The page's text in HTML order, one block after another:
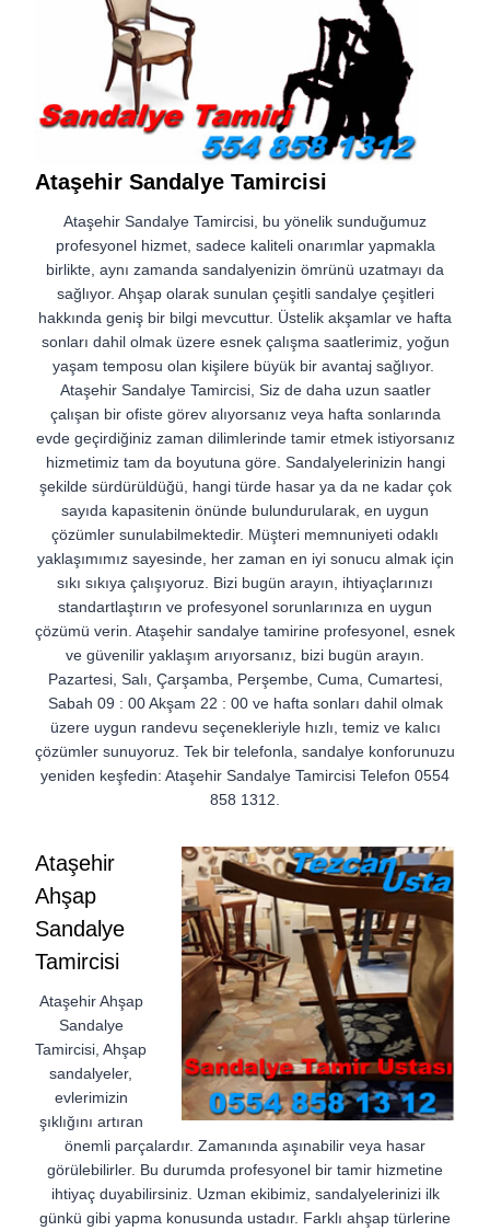
Ataşehir Sandalye Tamircisi
Ataşehir Sandalye Tamircisi, bu yönelik sunduğumuz
profesyonel hizmet, sadece kaliteli onarımlar yapmakla
birlikte, aynı zamanda sandalyenizin ömrünü uzatmayı da
sağlıyor. Ahşap olarak sunulan çeşitli sandalye çeşitleri
hakkında geniş bir bilgi mevcuttur. Üstelik akşamlar ve hafta
sonları dahil olmak üzere esnek çalışma saatlerimiz, yoğun
yaşam temposu olan kişilere büyük bir avantaj sağlıyor.
Ataşehir Sandalye Tamircisi, Siz de daha uzun saatler
çalışan bir ofiste görev alıyorsanız veya hafta sonlarında
evde geçirdiğiniz zaman dilimlerinde tamir etmek istiyorsanız
hizmetimiz tam da boyutuna göre. Sandalyelerinizin hangi
şekilde sürdürüldüğü, hangi türde hasar ya da ne kadar çok
sayıda kapasitenin önünde bulundurularak, en uygun
çözümler sunulabilmektedir. Müşteri memnuniyeti odaklı
yaklaşımımız sayesinde, her zaman en iyi sonucu almak için
sıkı sıkıya çalışıyoruz. Bizi bugün arayın, ihtiyaçlarınızı
standartlaştırın ve profesyonel sorunlarınıza en uygun
çözümü verin. Ataşehir sandalye tamirine profesyonel, esnek
ve güvenilir yaklaşım arıyorsanız, bizi bugün arayın.
Pazartesi, Salı, Çarşamba, Perşembe, Cuma, Cumartesi,
Sabah 09 : 00 Akşam 22 : 00 ve hafta sonları dahil olmak
üzere uygun randevu seçenekleriyle hızlı, temiz ve kalıcı
çözümler sunuyoruz. Tek bir telefonla, sandalye konforunuzu
yeniden keşfedin: Ataşehir Sandalye Tamircisi Telefon 0554
858 1312.
Ataşehir
Ahşap
Sandalye
Tamircisi
Ataşehir Ahşap
Sandalye
Tamircisi, Ahşap
sandalyeler,
evlerimizin
şıklığını artıran
önemli parçalardır. Zamanında aşınabilir veya hasar
görülebilirler. Bu durumda profesyonel bir tamir hizmetine
ihtiyaç duyabilirsiniz. Uzman ekibimiz, sandalyelerinizi ilk
günkü gibi yapma konusunda ustadır. Farklı ahşap türlerine